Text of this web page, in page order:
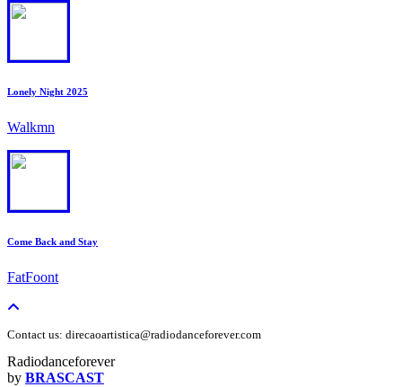
Lonely Night 2025
Walkmn
Come Back and Stay
FatFoont
Contact us: direcaoartistica@radiodanceforever.com
Radiodanceforever
by BRASCAST